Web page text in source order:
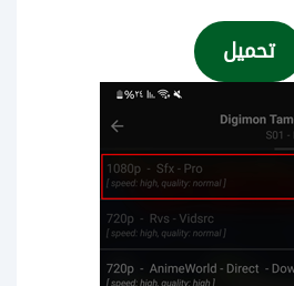
تحميل